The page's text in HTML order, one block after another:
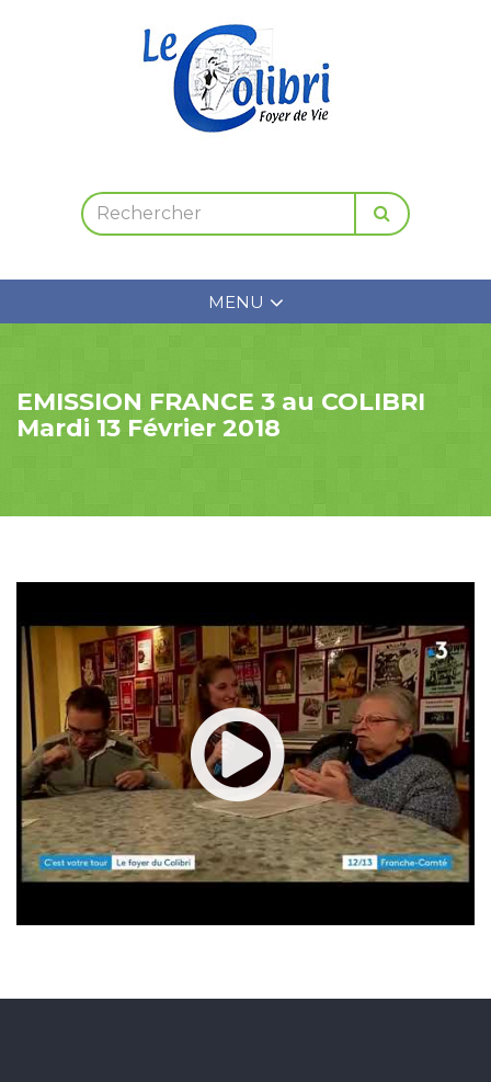
MENU
EMISSION FRANCE 3 au COLIBRI
Mardi 13 Février 2018